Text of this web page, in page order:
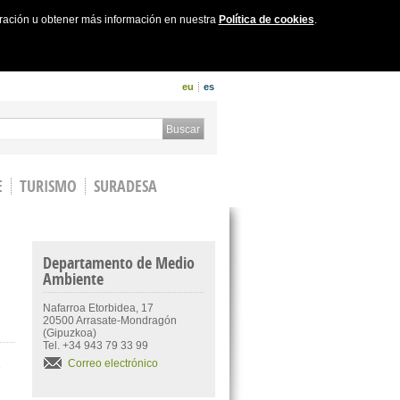
u obtener más información en nuestra Política de cookies.
eu es
TURISMO SURADESA
Departamento de Medio
Ambiente
Nafarroa Etorbidea, 17
20500 Arrasate-Mondragón
(Gipuzkoa)
Tel. +34 943 79 33 99
Correo electrónico